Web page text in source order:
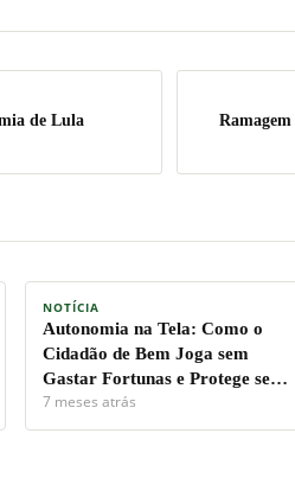
de Lula
NOTÍCIA
Autonomia na Tela: Como o
Cidadão de Bem Joga sem
Gastar Fortunas e Protege seu
Capital.
7 meses atrás